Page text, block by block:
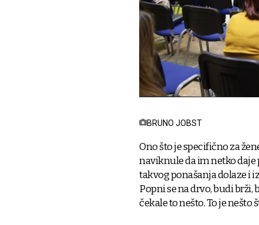
BRUNO JOBST
Ono što je specifično za
naviknule da im netko daje
takvog ponašanja dolaze i
Popni se na drvo, budi
čekale to nešto. To je nešto